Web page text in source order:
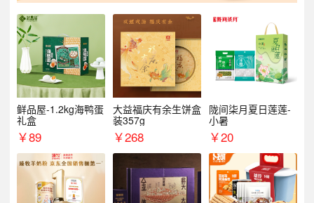
鲜品屋-1.2kg海鸭蛋
礼盒
￥89
大益福庆有余生饼盒
装357g
￥268
陇间柒月夏日莲莲-
小暑
￥20